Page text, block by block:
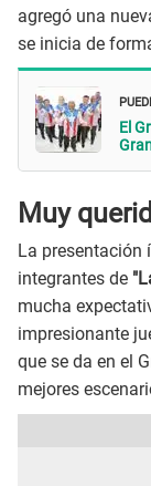
agregó una
se inicia de
El
Muy
La presentación
integrantes de
mucha
impresionante
que se da en el
mejores